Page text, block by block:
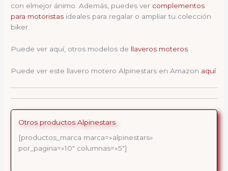
con elmejor ánimo. Además, puedes ver complementos
para motoristas ideales para regalar o ampliar tu colección
biker.
Puede ver aquí, otros modelos de llaveros moteros
Puede ver este llavero motero Alpinestars en Amazon aquí
Otros productos Alpinestars
[productos_marca marca=»alpinestars»
por_pagina=»10″ columnas=»5″]